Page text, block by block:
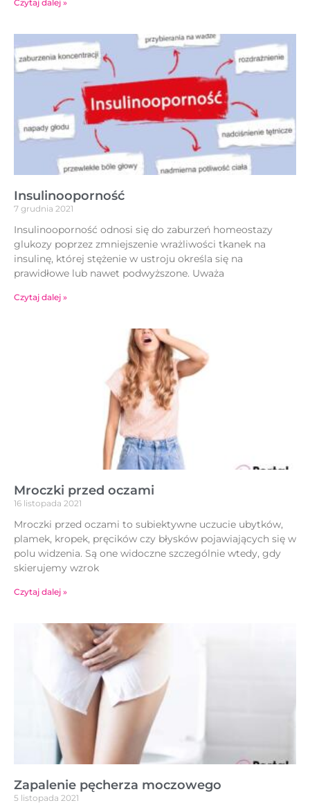
Czytaj dalej »
Insulinooporność
7 grudnia 2021
Insulinooporność odnosi się do zaburzeń homeostazy
glukozy poprzez zmniejszenie wrażliwości tkanek na
insulinę, której stężenie w ustroju określa się na
prawidłowe lub nawet podwyższone. Uważa
Czytaj dalej »
Mroczki przed oczami
16 listopada 2021
Mroczki przed oczami to subiektywne uczucie ubytków,
plamek, kropek, pręcików czy błysków pojawiających się w
polu widzenia. Są one widoczne szczególnie wtedy, gdy
skierujemy wzrok
Czytaj dalej »
Zapalenie pęcherza moczowego
5 listopada 2021